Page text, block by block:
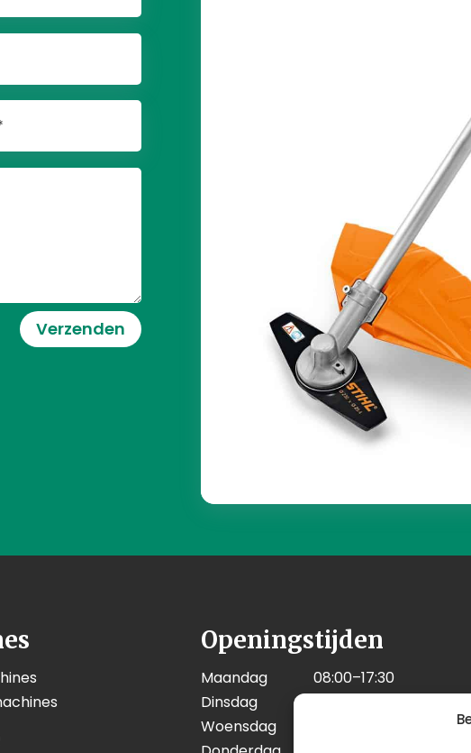
Verzenden
Openingstijden
Maandag
08:00–17:30
Dinsdag
Woensdag